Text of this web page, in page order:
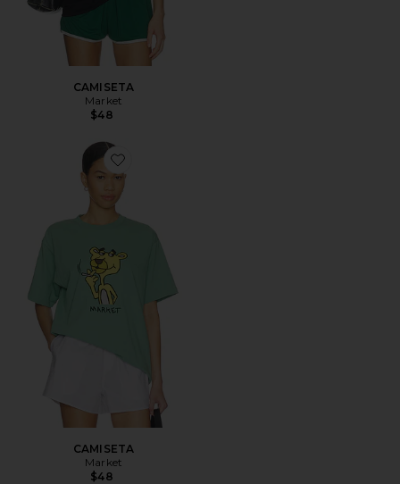
CAMISETA
Market
$48
Favorite CAMISETA
CAMISETA
Market
$48